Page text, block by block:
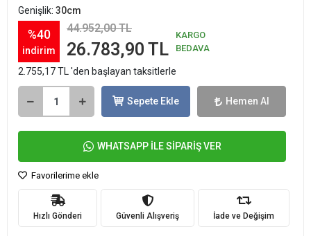
Genişlik: 30cm
%40
indirim
44.952,00 TL
26.783,90 TL
KARGO
BEDAVA
2.755,17 TL 'den başlayan taksitlerle
Sepete Ekle Hemen Al
WHATSAPP İLE SİPARİŞ VER
Favorilerime ekle
Hızlı Gönderi Güvenli Alışveriş İade ve Değişim